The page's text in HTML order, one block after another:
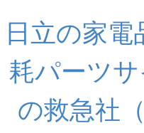
日立の家
耗パーツ
の救急社